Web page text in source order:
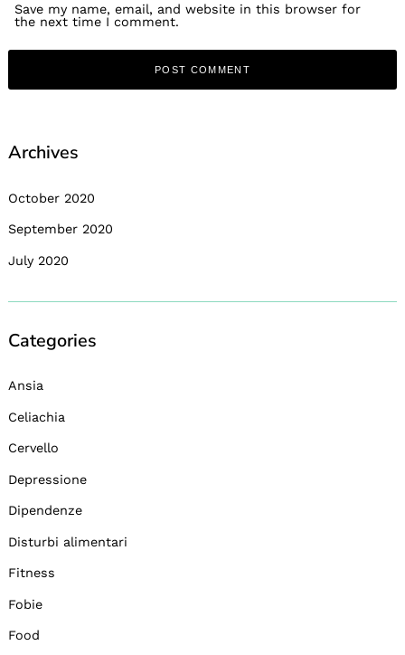
Save my name, email, and website in this browser for
the next time I comment.
Archives
October 2020
September 2020
July 2020
Categories
Ansia
Celiachia
Cervello
Depressione
Dipendenze
Disturbi alimentari
Fitness
Fobie
Food